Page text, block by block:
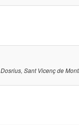
Dosrius Sant Vicenç de